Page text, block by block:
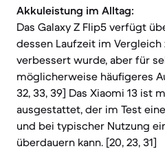
Akkuleistung im Alltag:
Das Galaxy Z Flip5 verfügt
dessen Laufzeit im
verbessert wurde, aber für
möglicherweise häufigeres
32, 33, 39] Das Xiaomi 13 ist
ausgestattet, der im Test
und bei typischer Nutzung
überdauern kann. [20, 23, 31]